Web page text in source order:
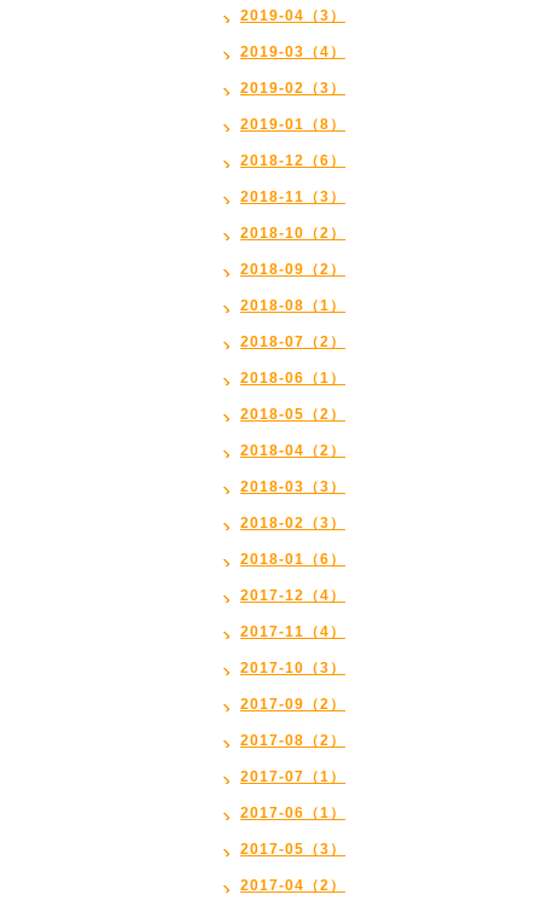
2019-04（3）
2019-03（4）
2019-02（3）
2019-01（8）
2018-12（6）
2018-11（3）
2018-10（2）
2018-09（2）
2018-08（1）
2018-07（2）
2018-06（1）
2018-05（2）
2018-04（2）
2018-03（3）
2018-02（3）
2018-01（6）
2017-12（4）
2017-11（4）
2017-10（3）
2017-09（2）
2017-08（2）
2017-07（1）
2017-06（1）
2017-05（3）
2017-04（2）